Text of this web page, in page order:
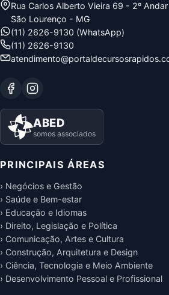
Rua Carlos Alberto Vieira 69 - 2º Andar
São Lourenço - MG
(11) 2626-9130 (WhatsApp)
(11) 2626-9130
ABED
somos associados
PRINCIPAIS ÁREAS
› Negócios e Gestão
› Saúde e Bem-estar
› Educação e Idiomas
› Direito, Legislação e Política
› Comunicação, Artes e Cultura
› Construção, Arquitetura e Design
› Ciência, Tecnologia e Meio Ambiente
› Desenvolvimento Pessoal e Profissional